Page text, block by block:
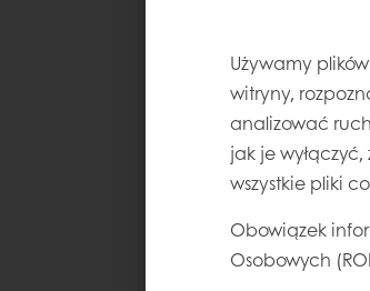
Używamy
witryny,
analizować
jak je
wszystkie pliki
Obowiązek
Osobowych